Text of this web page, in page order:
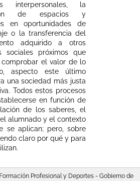
interpersonales, la
de espacios y
en oportunidades de
o la transferencia del
adquirido a otros
sociales próximos que
comprobar el valor de lo
aspecto este último
una sociedad más justa
Todos estos procesos
en función de
de los saberes, el
alumnado y el contexto
se aplican; pero, sobre
claro por qué y para
Profesional y Deportes - Gobierno de